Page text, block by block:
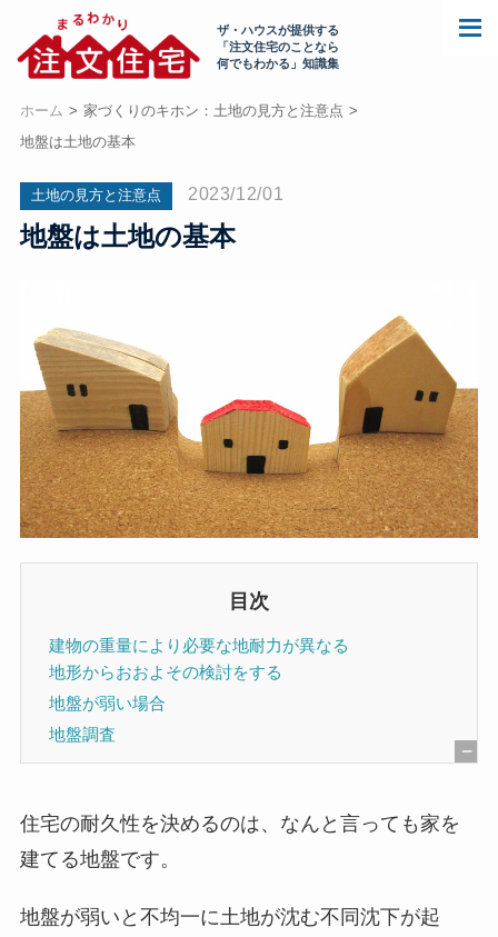
ザ・ハウスが提供する
「注文住宅のことなら
何でもわかる」知識集
ホーム
家づくりのキホン：土地の見方と注意点
地盤は土地の基本
土地の見方と注意点 2023/12/01
地盤は土地の基本
目次
[
表
建物の重量により必要な地耐力が異なる
地形からおおよその検討をする
地盤が弱い場合
地盤調査
住宅の耐久性を決めるのは、なんと言っても家を
建てる地盤です。
地盤が弱いと不均一に土地が沈む不同沈下が起